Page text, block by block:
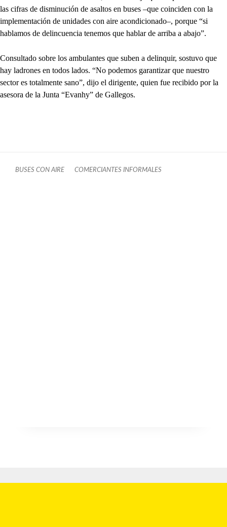
las cifras de disminución de asaltos en buses –que coinciden con la
implementación de unidades con aire acondicionado–, porque “si
hablamos de delincuencia tenemos que hablar de arriba a abajo”.
Consultado sobre los ambulantes que suben a delinquir, sostuvo que
hay ladrones en todos lados. “No podemos garantizar que nuestro
sector es totalmente sano”, dijo el dirigente, quien fue recibido por la
asesora de la Junta “Evanhy” de Gallegos.
BUSES CON AIRE COMERCIANTES INFORMALES